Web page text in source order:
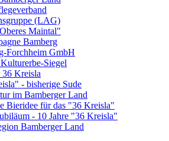
(LAG)
Maintal"
Bamberg
Forchheim GmbH
Siegel
Kreisla
- bisherige Sude
im Bamberger Land
Bieridee für das "36 Kreisla"
- 10 Jahre "36 Kreisla"
Bamberger Land